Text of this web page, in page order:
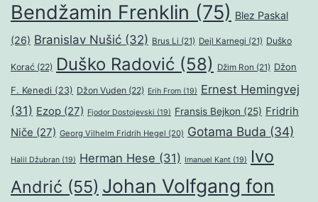
Bendžamin Frenklin (75) Blez Paskal
(26) Branislav Nušić (32) Brus Li (21) Dejl Karnegi (21) Duško
Korać (22) Duško Radović (58) Džim Ron (21) Džon
F. Kenedi (23) Džon Vuden (22) Erih From (19) Ernest Hemingvej
(31) Ezop (27) Fjodor Dostojevski (19) Fransis Bejkon (25) Fridrih
Niče (27) Georg Vilhelm Fridrih Hegel (20) Gotama Buda (34)
Halil Džubran (19) Herman Hese (31) Imanuel Kant (19)
Ivo
Andrić (55) Johan Volfgang fon